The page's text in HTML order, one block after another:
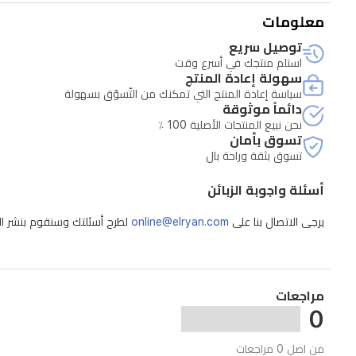
الخاصة.
معلومات
توصيل سريع
استلم منتجك في أسرع وقت
سهولة إعادة المنتج
سياسة إعادة المنتج التي تمكنك من التّسوّق بسهولة
دائماً موثوقة
نحن نبيع المنتجات الأصلية 100 ٪
تسوق بأمان
تسوق بثقة وراحة بال
أسئلة واجوبة الزبائن
يرجى الاتصال بنا على online@elryan.com لطرح أسئلتك وسنقوم بنشر
مراجعات
0
من اصل 0 مراجعات